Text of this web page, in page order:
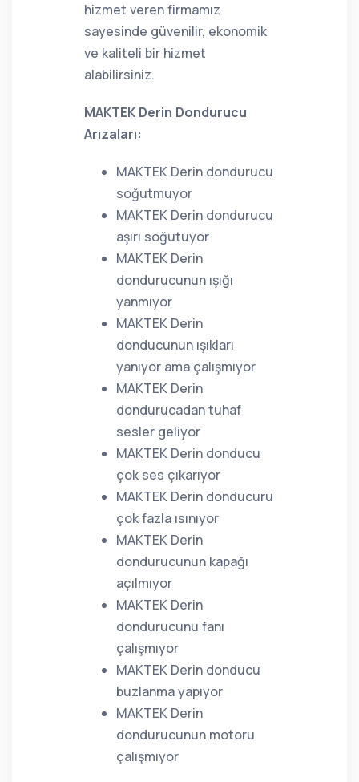
hizmet veren firmamız
sayesinde güvenilir, ekonomik
ve kaliteli bir hizmet
alabilirsiniz.
MAKTEK Derin Dondurucu
Arızaları:
MAKTEK Derin dondurucu
soğutmuyor
MAKTEK Derin dondurucu
aşırı soğutuyor
MAKTEK Derin
dondurucunun ışığı
yanmıyor
MAKTEK Derin
donducunun ışıkları
yanıyor ama çalışmıyor
MAKTEK Derin
dondurucadan tuhaf
sesler geliyor
MAKTEK Derin donducu
çok ses çıkarıyor
MAKTEK Derin donducuru
çok fazla ısınıyor
MAKTEK Derin
dondurucunun kapağı
açılmıyor
MAKTEK Derin
dondurucunu fanı
çalışmıyor
MAKTEK Derin donducu
buzlanma yapıyor
MAKTEK Derin
dondurucunun motoru
çalışmıyor